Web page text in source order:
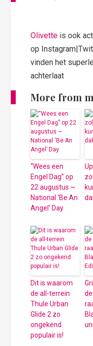
Olivette is ook
op
vinden het
achterlaat
More from
“Wees een
Engel Dag” op
22 augustus ~
National ‘Be An
Angel’ Day
Dit is waarom
de all-terrein
Thule Urban
Glide 2 zo
ongekend
populair is!